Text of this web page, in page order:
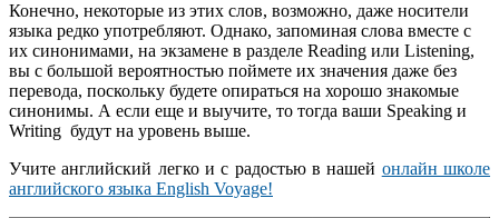
Конечно, некоторые из этих слов, возможно, даже носители
языка редко употребляют. Однако, запоминая слова вместе с
их синонимами, на экзамене в разделе Reading или Listening,
вы с большой вероятностью поймете их значения даже без
перевода, поскольку будете опираться на хорошо знакомые
синонимы. А если еще и выучите, то тогда ваши Speaking и
Writing будут на уровень выше.
Учите английский легко и с радостью в нашей онлайн школе
английского языка English Voyage!